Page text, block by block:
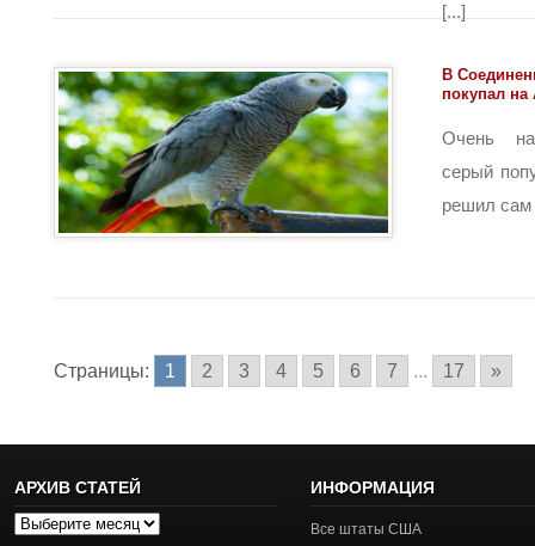
[...]
В
покупал на
Очень
серый
решил сам
Страницы: 1 2 3 4 5 6 7 ... 17 »
АРХИВ СТАТЕЙ
Архив
ИНФОРМАЦИЯ
Все штаты США